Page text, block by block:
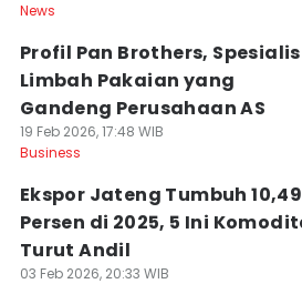
News
Profil Pan Brothers, Spesialis
Limbah Pakaian yang
Gandeng Perusahaan AS
19 Feb 2026, 17:48 WIB
Business
Ekspor Jateng Tumbuh 10,49
Persen di 2025, 5 Ini
Turut Andil
03 Feb 2026, 20:33 WIB